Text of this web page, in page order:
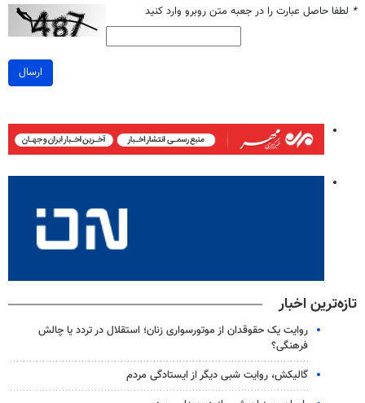
* لطفا حاصل عبارت را در جعبه متن روبرو وارد کنید
ارسال
تازه‌ترین اخبار
روایت یک حقوقدان از موتورسواری زنان؛ استقلال در تردد یا چالش
فرهنگی؟
گالیکش، روایت شبی دیگر از ایستادگی مردم